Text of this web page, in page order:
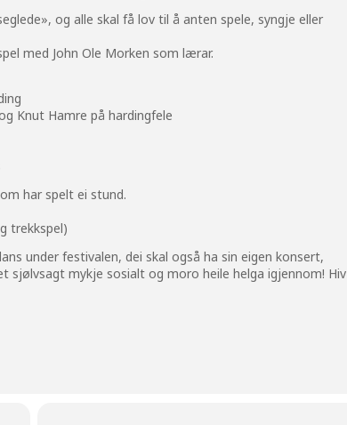
og alle skal få lov til å anten spele, syngje eller
med John Ole Morken som lærar.
Knut Hamre på hardingfele
har spelt ei stund.
trekkspel)
under festivalen, dei skal også ha sin eigen konsert,
sjølvsagt mykje sosialt og moro heile helga igjennom! Hiv